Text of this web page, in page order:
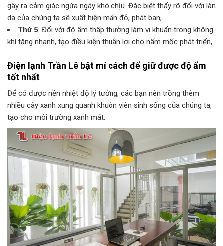
gây ra cảm giác ngứa ngáy khó chịu. Đặc biệt thấy rõ đối với làn
da của chúng ta sẽ xuất hiện mẩn đỏ, phát ban,…
Thứ 5: Đối với độ ẩm thấp thường làm vi khuẩn trong không
khí tăng nhanh, tạo điều kiện thuận lợi cho nấm mốc phát triển,
…
Điện lạnh Trần Lê bật mí cách để giữ được độ ẩm
tốt nhất
Để có được nền nhiệt độ lý tưởng, các bạn nên trồng thêm
nhiều cây xanh xung quanh khuôn viên sinh sống của chúng ta,
tạo cho môi trường xanh mát.